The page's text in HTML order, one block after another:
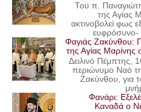
Του π.
της Αγίας
ακτινοβολεί φως
ευφρόσυνο-
Φαγιάς Ζακύνθου:
της Αγίας
Δειλινό Πέμπτης,
περιώνυμο Ναό
Ζακύνθου, για
Φανάρι:
Καναδά ο